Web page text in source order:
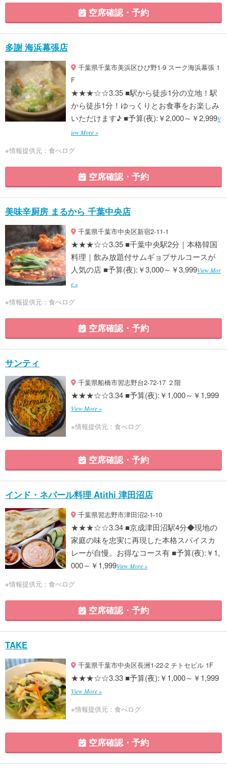
空席確認・予約
多謝 海浜幕張店
千葉県千葉市美浜区ひび野1-9 スーク海浜幕張 1
F
★★★☆☆3.35 ■駅から徒歩1分の立地！駅
から徒歩1分！ゆっくりとお食事をお楽しみ
いただけます♪ ■予算(夜):￥2,000～￥2,999V
iew More »
※情報提供元：食べログ
空席確認・予約
美味辛厨房 まるから 千葉中央店
千葉県千葉市中央区新宿2-11-1
★★★☆☆3.35 ■千葉中央駅2分｜本格韓国
料理｜飲み放題付サムギョプサルコースが
人気の店 ■予算(夜):￥3,000～￥3,999View Mor
e »
※情報提供元：食べログ
空席確認・予約
サンティ
千葉県船橋市習志野台2-72-17 ２階
★★★☆☆3.34 ■予算(夜):￥1,000～￥1,999
View More »
※情報提供元：食べログ
空席確認・予約
インド・ネパール料理 Atithi 津田沼店
千葉県習志野市津田沼2-1-10
★★★☆☆3.34 ■京成津田沼駅4分◆現地の
家庭の味を忠実に再現した本格スパイスカ
レーが自慢。お得なコース有 ■予算(夜):￥1,
000～￥1,999View More »
※情報提供元：食べログ
空席確認・予約
TAKE
千葉県千葉市中央区長洲1-22-2 チトセビル 1F
★★★☆☆3.33 ■予算(夜):￥1,000～￥1,999
View More »
※情報提供元：食べログ
空席確認・予約